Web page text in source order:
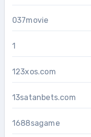
037movie
1
123xos.com
13satanbets.com
1688sagame